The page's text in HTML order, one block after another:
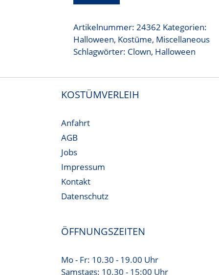
Artikelnummer:24362 Kategorien:
Halloween, Kostüme, Miscellaneous
Schlagwörter: Clown, Halloween
KOSTÜMVERLEIH
Anfahrt
AGB
Jobs
Impressum
Kontakt
Datenschutz
ÖFFNUNGSZEITEN
Mo - Fr: 10.30 - 19.00 Uhr
Samstags: 10.30 - 15:00 Uhr